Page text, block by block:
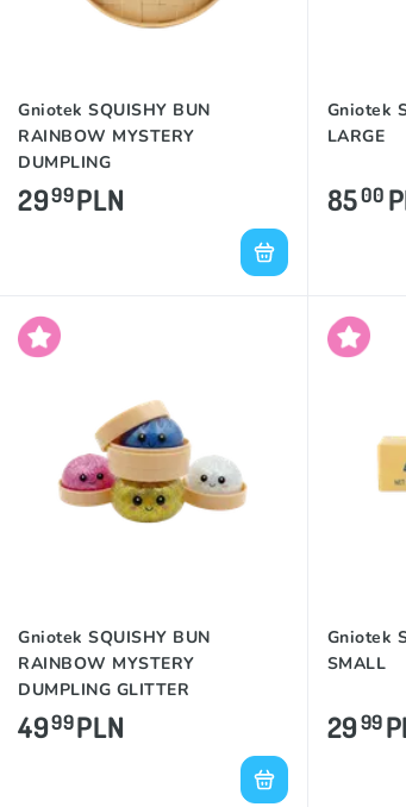
Gniotek SQUISHY BUN
RAINBOW MYSTERY
DUMPLING
2999PLN
Gniotek
LARGE
8500
Gniotek SQUISHY BUN
RAINBOW MYSTERY
DUMPLING GLITTER
4999PLN
Gniotek
SMALL
2999